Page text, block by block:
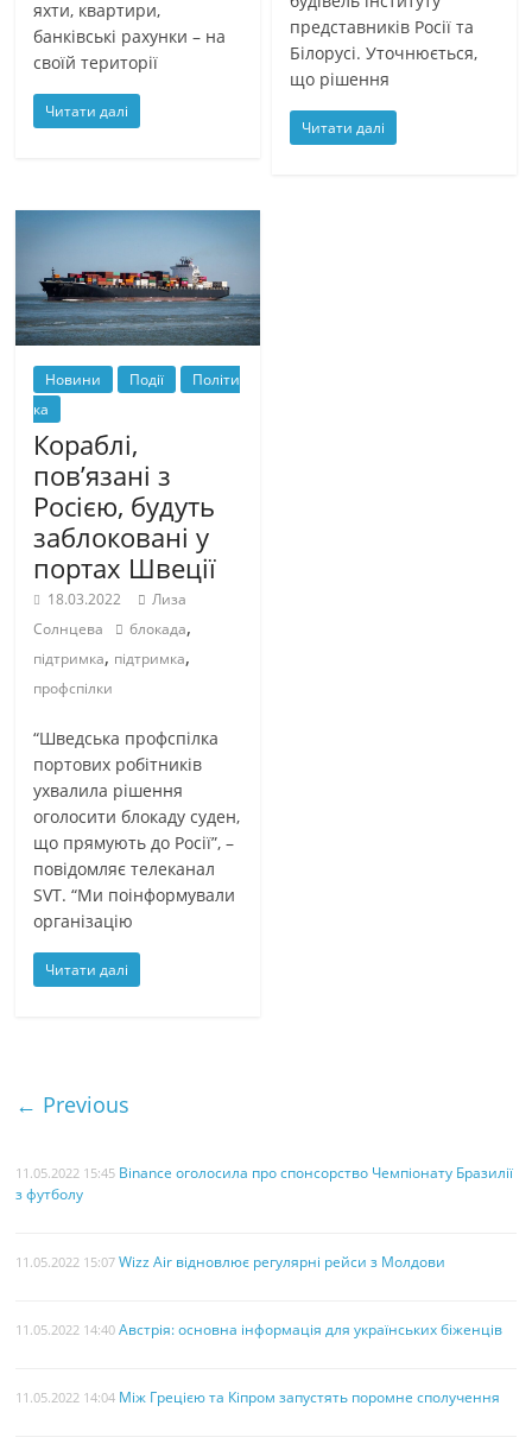
яхти, квартири,
банківські рахунки – на
своїй території
Читати далі
представників Росії та
Білорусі. Уточнюється,
що рішення
Читати далі
Новини Події
Політи
ка
Кораблі,
пов’язані з
Росією, будуть
заблоковані у
портах Швеції
18.03.2022
Лиза
Солнцева
блокада,
підтримка, підтримка,
профспілки
“Шведська профспілка
портових робітників
ухвалила рішення
оголосити блокаду суден,
що прямують до Росії”, –
повідомляє телеканал
SVT. “Ми поінформували
організацію
Читати далі
← Previous
11.05.2022 15:45 Binance оголосила про спонсорство Чемпіонату Бразилії
з футболу
11.05.2022 15:07 Wizz Air відновлює регулярні рейси з Молдови
11.05.2022 14:40 Австрія: основна інформація для українських біженців
11.05.2022 14:04 Між Грецією та Кіпром запустять поромне сполучення